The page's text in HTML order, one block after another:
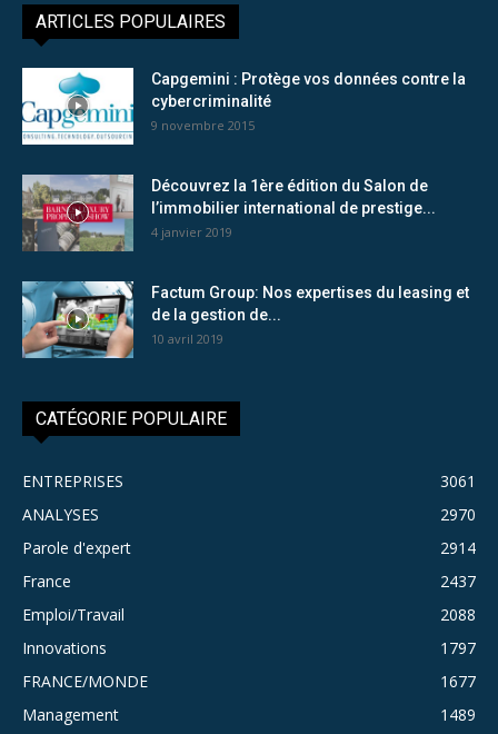
ARTICLES POPULAIRES
Capgemini : Protège vos données contre la
cybercriminalité
9 novembre 2015
Découvrez la 1ère édition du Salon de
l’immobilier international de prestige...
4 janvier 2019
Factum Group: Nos expertises du leasing et
de la gestion de...
10 avril 2019
CATÉGORIE POPULAIRE
ENTREPRISES
3061
ANALYSES
2970
Parole d'expert
2914
France
2437
Emploi/Travail
2088
Innovations
1797
FRANCE/MONDE
1677
Management
1489